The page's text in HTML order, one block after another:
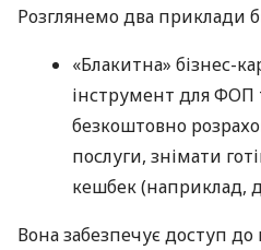
Розглянемо два приклади
«Блакитна» бізнес-
інструмент для ФОП
безкоштовно
послуги, знімати
кешбек (наприклад,
Вона забезпечує доступ